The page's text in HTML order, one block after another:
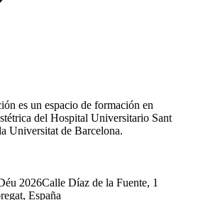
es un espacio de formación en
del Hospital Universitario Sant
Universitat de Barcelona.
2026Calle Díaz de la Fuente, 1
España